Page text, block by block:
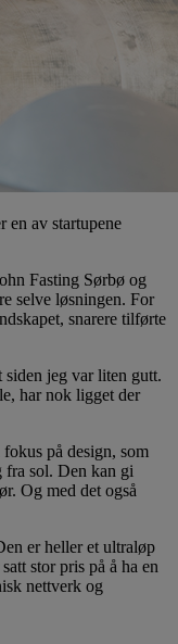
en av startupene
Fasting Sørbø og
selve løsningen. For
snarere tilførte
jeg var liten gutt.
har nok ligget der
på design, som
fra sol. Den kan gi
Og med det også
er heller et ultraløp
stor pris på å ha en
nettverk og